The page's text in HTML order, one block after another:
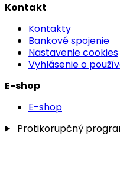
Kontakt
Kontakty
Bankové spojenie
Nastavenie cookies
Vyhlásenie o
E-shop
E-shop
Protikorupčný